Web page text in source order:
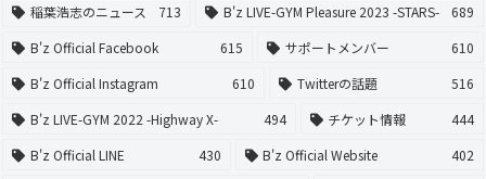
稲葉浩志のニュース
713 B'z LIVE-GYM Pleasure 2023 -STARS-
689
B'z Official Facebook
615 サポートメンバー
610
B'z Official Instagram
610 Twitterの話題
516
B'z LIVE-GYM 2022 -Highway X-
494 チケット情報
444
B'z Official LINE
430 B'z Official Website
402